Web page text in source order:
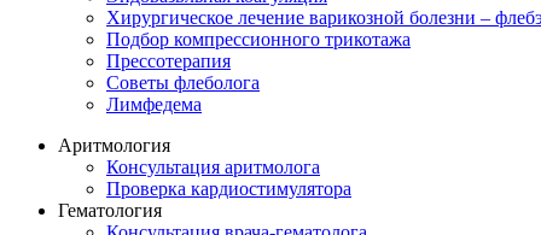
Хирургическое лечение варикозной болезни –
Подбор компрессионного трикотажа
Прессотерапия
Советы флеболога
Лимфедема
Аритмология
Консультация аритмолога
Проверка кардиостимулятора
Гематология